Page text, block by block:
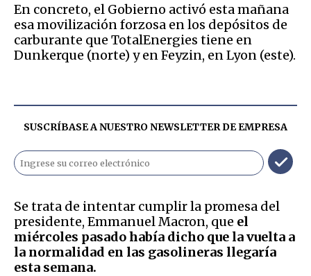
En concreto, el Gobierno activó esta mañana
esa movilización forzosa en los depósitos de
carburante que TotalEnergies tiene en
Dunkerque (norte) y en Feyzin, en Lyon (este).
SUSCRÍBASE A NUESTRO NEWSLETTER DEEMPRESA
Se trata de intentar cumplir la promesa del
presidente, Emmanuel Macron, que el
miércoles pasado había dicho que la vuelta a
la normalidad en las gasolineras llegaría
esta semana.